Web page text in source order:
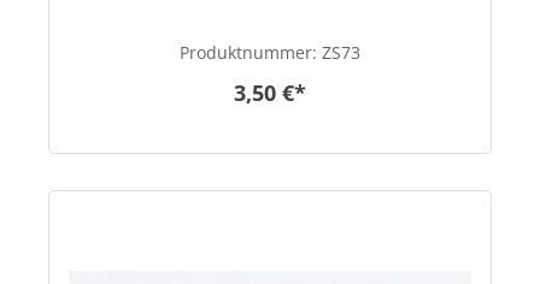
Produktnummer: ZS73
3,50 €*